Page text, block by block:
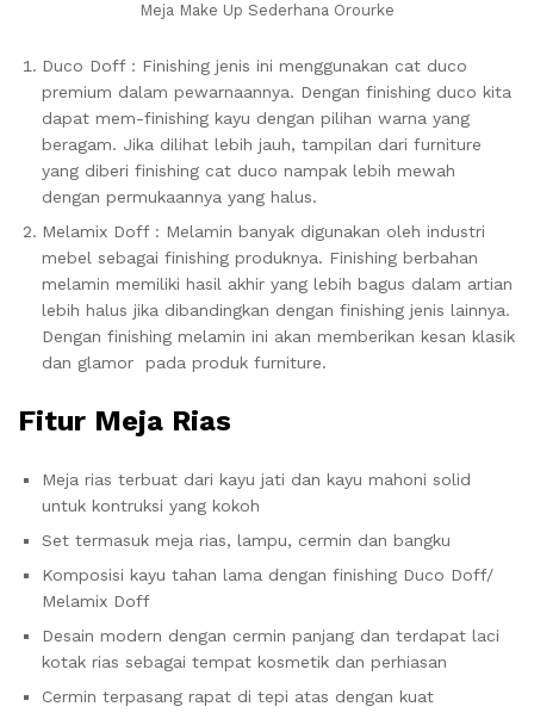
Meja Make Up Sederhana Orourke
Duco Doff : Finishing jenis ini menggunakan cat duco
premium dalam pewarnaannya. Dengan finishing duco kita
dapat mem-finishing kayu dengan pilihan warna yang
beragam. Jika dilihat lebih jauh, tampilan dari furniture
yang diberi finishing cat duco nampak lebih mewah
dengan permukaannya yang halus.
Melamix Doff : Melamin banyak digunakan oleh industri
mebel sebagai finishing produknya. Finishing berbahan
melamin memiliki hasil akhir yang lebih bagus dalam artian
lebih halus jika dibandingkan dengan finishing jenis lainnya.
Dengan finishing melamin ini akan memberikan kesan klasik
dan glamor pada produk furniture.
Fitur Meja Rias
Meja rias terbuat dari kayu jati dan kayu mahoni solid
untuk kontruksi yang kokoh
Set termasuk meja rias, lampu, cermin dan bangku
Komposisi kayu tahan lama dengan finishing Duco Doff/
Melamix Doff
Desain modern dengan cermin panjang dan terdapat laci
kotak rias sebagai tempat kosmetik dan perhiasan
Cermin terpasang rapat di tepi atas dengan kuat